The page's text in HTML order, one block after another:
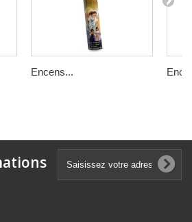
Encens...